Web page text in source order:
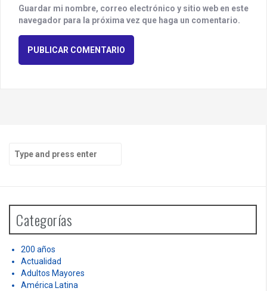
Guardar mi nombre, correo electrónico y sitio web en este
navegador para la próxima vez que haga un comentario.
h
o
Categorías
200 años
Actualidad
Adultos Mayores
América Latina